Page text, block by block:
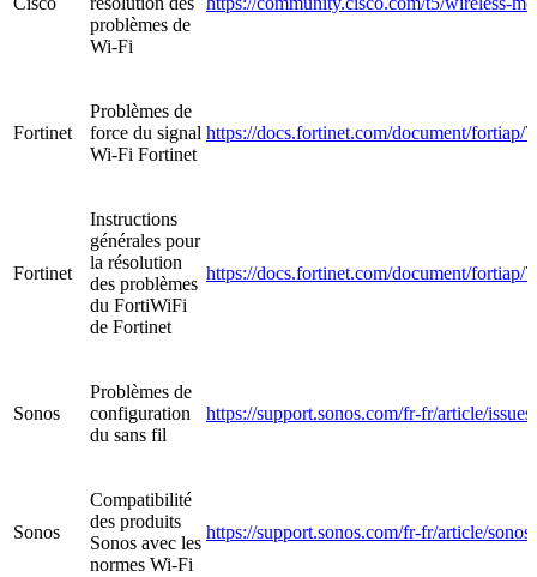
problèmes de
Wi-Fi
Fortinet
Problèmes de
force du signal
Wi-Fi Fortinet
https://docs.fortinet.com/document/
Fortinet
Instructions
générales pour
la résolution
des problèmes
du FortiWiFi
de Fortinet
https://docs.fortinet.com/document/
Sonos
Problèmes de
configuration
du sans fil
https://support.sonos.com/fr-fr/article/
Sonos
Compatibilité
des produits
Sonos avec les
normes Wi-Fi
https://support.sonos.com/fr-fr/article/